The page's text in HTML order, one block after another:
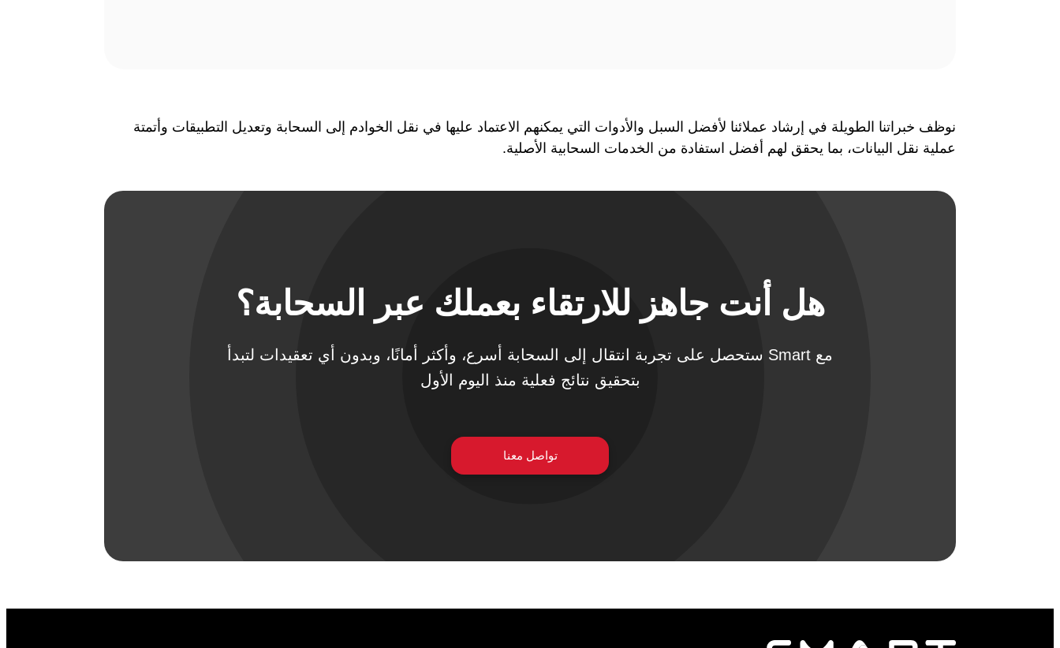
نوظف خبراتنا الطويلة في إرشاد عملائنا لأفضل السبل والأدوات التي يمكنهم الاعتماد عليها في نقل الخوادم إلى السحابة وتعديل التطبيقات وأتمتة
عملية نقل البيانات، بما يحقق لهم أفضل استفادة من الخدمات السحابية الأصلية.
هل أنت جاهز للارتقاء بعملك عبر السحابة؟
مع Smart ستحصل على تجربة انتقال إلى السحابة أسرع، وأكثر أمانًا، وبدون أي تعقيدات لتبدأ
بتحقيق نتائج فعلية منذ اليوم الأول
تواصل معنا